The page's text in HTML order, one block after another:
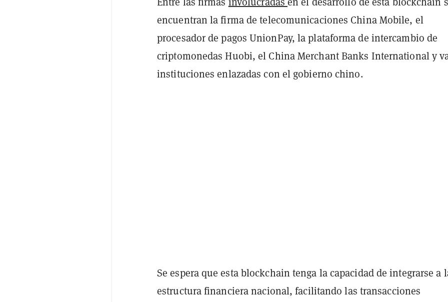
encuentran la firma de telecomunicaciones China Mobile, el
procesador de pagos UnionPay, la plataforma de intercambio de
criptomonedas Huobi, el China Merchant Banks International y
instituciones enlazadas con el gobierno chino.
Se espera que esta blockchain tenga la capacidad de integrarse a
estructura financiera nacional, facilitando las transacciones